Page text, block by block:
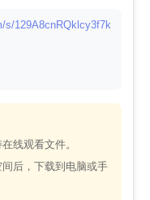
s/129A8cnRQklcy3f7k
线观看文件。
后，下载到电脑或手